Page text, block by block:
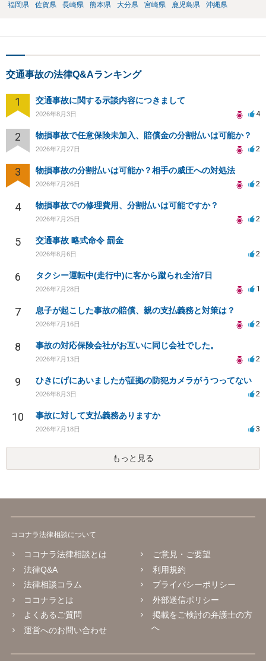
福岡県
佐賀県 長崎県 熊本県 大分県 宮崎県 鹿児島県 沖縄県
交通事故の法律Q&Aランキング
1 交通事故に関する示談内容につきまして
2026年8月3日 4
2 物損事故で任意保険未加入、賠償金の分割払いは可能か？
2026年7月27日 2
3 物損事故の分割払いは可能か？相手の威圧への対処法
2026年7月26日 2
4 物損事故での修理費用、分割払いは可能ですか？
2026年7月25日 2
5 交通事故 略式命令 罰金
2026年8月6日 2
6 タクシー運転中(走行中)に客から蹴られ全治7日
2026年7月28日 1
7 息子が起こした事故の賠償、親の支払義務と対策は？
2026年7月16日 2
8 事故の対応保険会社がお互いに同じ会社でした。
2026年7月13日 2
9 ひきにげにあいましたが証拠の防犯カメラがうつってない
2026年8月3日 2
10 事故に対して支払義務ありますか
2026年7月18日 3
もっと見る
ココナラ法律相談について
ココナラ法律相談とは
法律Q&A
法律相談コラム
ココナラとは
よくあるご質問
運営へのお問い合わせ
ご意見・ご要望
利用規約
プライバシーポリシー
外部送信ポリシー
掲載をご検討の弁護士の方
へ